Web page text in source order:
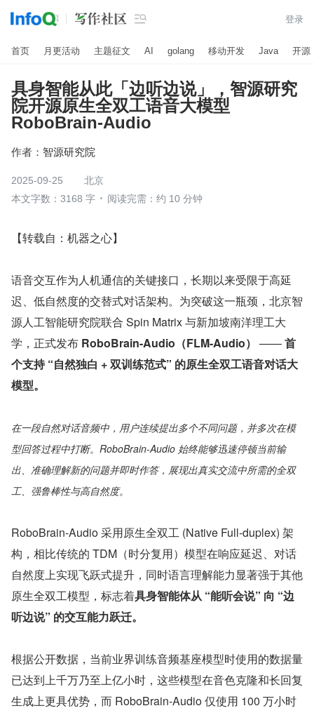
 登录
首页 月更活动 主题征文 AI golang 移动开发 Java 开源
具身智能从此「边听边说」，智源研究
院开源原生全双工语音大模型
RoboBrain-Audio
作者： 智源研究院
2025-09-25
北京
本文字数：3168 字
阅读完需：约 10 分钟
【转载自：机器之心】
语音交互作为人机通信的关键接口，长期以来受限于高延
迟、低自然度的交替式对话架构。为突破这一瓶颈，北京智
源人工智能研究院联合 Spin Matrix 与新加坡南洋理工大
学，正式发布 RoboBrain-Audio（FLM-Audio） —— 首
个支持 “自然独白 + 双训练范式” 的原生全双工语音对话大
模型。
在一段自然对话音频中，用户连续提出多个不同问题，并多次在模
型回答过程中打断。RoboBrain-Audio 始终能够迅速停顿当前输
出、准确理解新的问题并即时作答，展现出真实交流中所需的全双
工、强鲁棒性与高自然度。
RoboBrain-Audio 采用原生全双工 (Native Full-duplex) 架
构，相比传统的 TDM（时分复用）模型在响应延迟、对话
自然度上实现飞跃式提升，同时语言理解能力显著强于其他
原生全双工模型，标志着具身智能体从 “能听会说” 向 “边
听边说” 的交互能力跃迁。
根据公开数据，当前业界训练音频基座模型时使用的数据量
已达到上千万乃至上亿小时，这些模型在音色克隆和长回复
生成上更具优势，而 RoboBrain-Audio 仅使用 100 万小时